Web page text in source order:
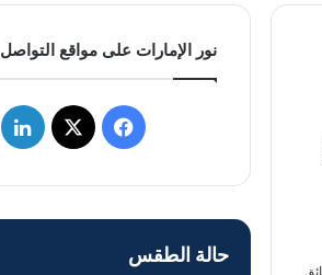
نور الإمارات على مواقع التواصل
ف
س
ل
ن
حالة الطقس